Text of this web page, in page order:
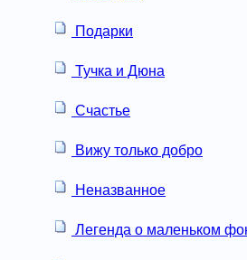
Подарки
Тучка и Дюна
Счастье
Вижу только добро
Неназванное
Легенда о маленьком